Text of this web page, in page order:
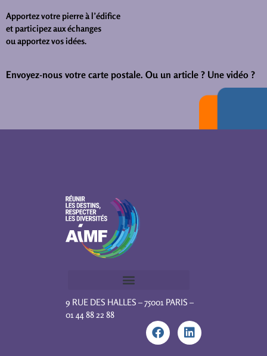
Apportez votre pierre à l’édifice
et participez aux échanges
ou apportez vos idées.
Envoyez-nous votre carte postale. Ou un article ? Une vidéo ?
9 RUE DES HALLES – 75001 PARIS –
01 44 88 22 88